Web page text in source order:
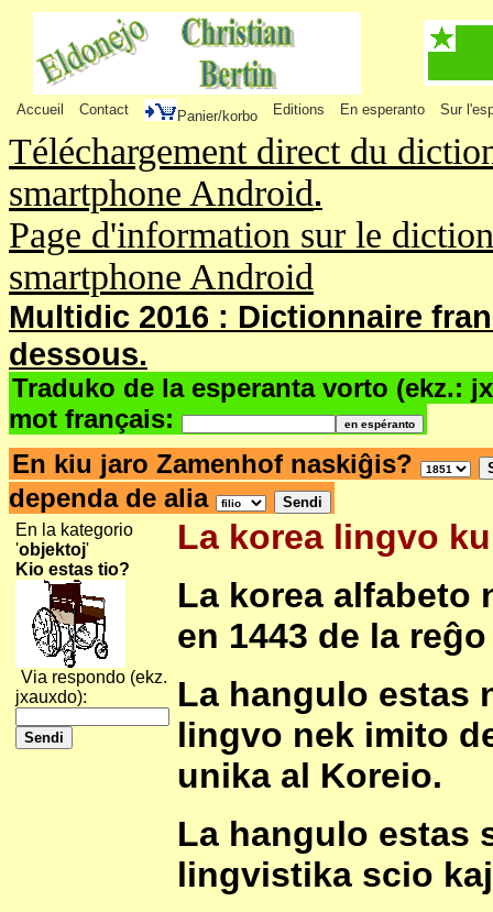
Accueil Contact Panier/korbo Editions En esperanto Sur
Téléchargement direct du
smartphone Android.
Page d'information sur le
smartphone Android
Multidic 2016 : Dictionnaire
dessous.
Traduko de la esperanta vorto (ekz.:
mot français:
En kiu jaro Zamenhof naskiĝis?
dependa de alia
En la kategorio
'objektoj'
Kio estas tio?
Via respondo (ekz.
jxauxdo):
La korea lingvo
La korea alfabeto
en 1443 de la
La hangulo estas
lingvo nek imito
unika al Koreio.
La hangulo estas
lingvistika scio